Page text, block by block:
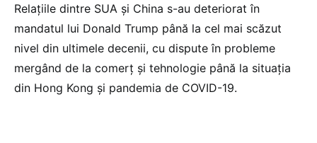
Relaţiile dintre SUA şi China s-au deteriorat în
mandatul lui Donald Trump până la cel mai scăzut
nivel din ultimele decenii, cu dispute în probleme
mergând de la comerţ şi tehnologie până la situaţia
din Hong Kong şi pandemia de COVID-19.